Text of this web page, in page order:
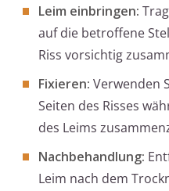
Leim einbringen:
auf die betroffene
Riss vorsichtig
Fixieren: Verwenden
Seiten des Risses
des Leims
Nachbehandlung:
Leim nach dem